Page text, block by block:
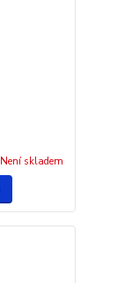
Není skladem